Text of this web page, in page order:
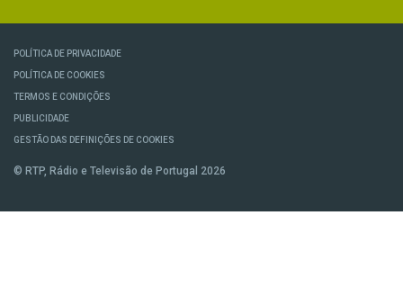
POLÍTICA DE PRIVACIDADE
POLÍTICA DE COOKIES
TERMOS E CONDIÇÕES
PUBLICIDADE
GESTÃO DAS DEFINIÇÕES DE COOKIES
© RTP, Rádio e Televisão de Portugal 2026